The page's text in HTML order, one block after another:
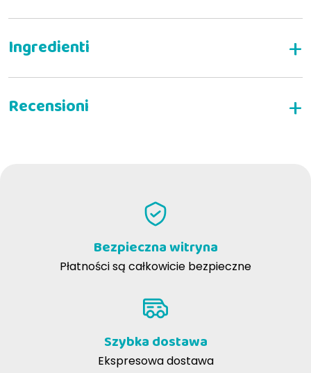
Bezpieczna witryna
Płatności są całkowicie bezpieczne
Szybka dostawa
Ekspresowa dostawa